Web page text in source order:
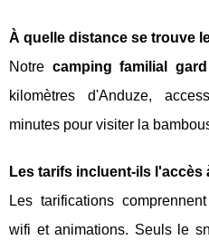
À quelle distance se trouve
Notre camping familial gard
kilomètres d'Anduze,
minutes pour visiter la
Les tarifs incluent-ils l'accès
Les tarifications
wifi et animations. Seuls le